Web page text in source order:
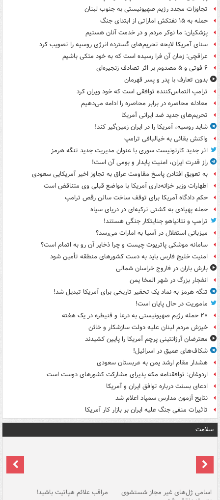
تجاوزات مجدد رژیم صهیونیستی به جنوب لبنان
حمله به ۱۵ نفتکش‌ اماراتی از ابتدای جنگ
پزشکیان: ما نوکر مردم و در خدمت آنان هستیم
سنای آمریکا لایحه تحریم‌های گسترده انرژی روسیه را تصویب کرد
عراقچی: زمان آن فرا رسیده است که به خود متکی باشیم
۶ فوتی و ۵ مصدوم بر اثر تصادف زنجیره‌ای
بدون تعارف با پدر و پسر قهرمان
ترامپ التماس‌کننده توافقی است که خود ویران کرد
معادله محاصره در برابر محاصره را ادامه می‌دهیم
تحریم‌های جدید ضد ایرانی آمریکا
شاید روسیه، آمریکا را در ایران زمین‌گیر کند!
واکنش بقائی به خیالبافی ترامپ
اثر جدید کارتونیست سوری با عنوان مدیریت جدید تنگه هرمز
راز قدرت ایران، امنیت پایدار و بومی آن است!
به تعویق افتادن پاسخ مقاومت عراق به تجاوز اخیر آمریکایی سعودی
اظهارات وزیر خزانه‌داری آمریکا با مواضع قبلی وی متناقض است
حکم دادگاه آمریکا برای توقف ساخت سالن رقص ترامپ
حمله پهپادی به کشتی ترکیه‌ای در دریای سیاه
ترامپ و نتانیاهو جنایتکار جنگی هستند!
میزبانی استقلال در آسیا به امارات می‌رسد؟
سامانه موشکی پاتریوت چیست و چرا ذخایر آن رو به اتمام است؟
امنیت خلیج فارس باید به دست کشورهای منطقه تأمین شود
بارش باران در فاروج خراسان شمالی
انفجار بزرگ در شهر المخا یمن
تنگه هرمز به نماد یک تحقیر تاریخی برای آمریکا تبدیل شد!
ماموریت در حال پایان است!
۲۰ حمله رژیم صهیونیستی به درعا و قنیطره در یک هفته
خیزش مردم لبنان علیه دولت سازشکار و خائن
معترضان آرژانتینی پرچم آمریکا را پایین کشیدند
شکاف‌های عمیق در اسرائیل!
هشدار مقام ارشد یمن به عربستان سعودی
اردوغان: توافقنامه مکه پذیرای مشارکت کشورهای دوست است
ادعای بسنت درباره توافق ایران و آمریکا
نتایج آزمون مدارس سمپاد اعلام شد
تاثیرات منفی جنگ علیه ایران بر بازار کار آمریکا
سلامت
اسامی ژل‌های غیر مجاز شستشوی مراقب علائم هپاتیت باشید!